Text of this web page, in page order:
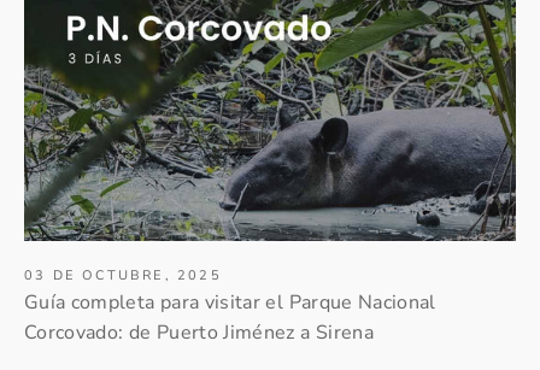
03 DE OCTUBRE, 2025
Guía completa para visitar el Parque Nacional
Corcovado: de Puerto Jiménez a Sirena